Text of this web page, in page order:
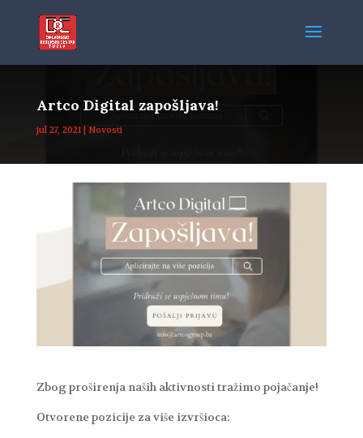
Artco Digital zapošljava!
jul 27, 2021| Novosti
Zbog proširenja naših aktivnosti tražimo pojačanje!
Otvorene pozicije za više izvršioca: